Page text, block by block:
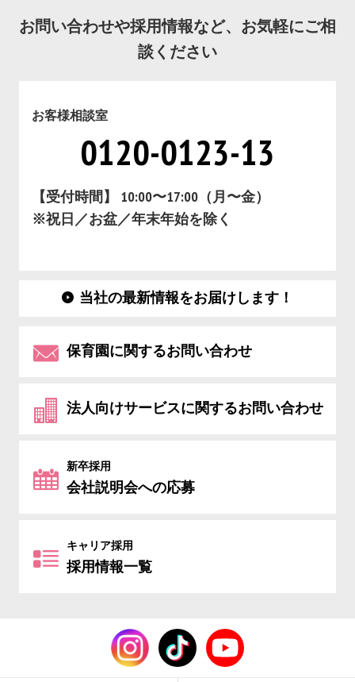
お問い合わせや採用情報など、お気軽にご相
談ください
お客様相談室
0120-0123-13
【受付時間】 10:00〜17:00（月〜金）
※祝日／お盆／年末年始を除く
当社の最新情報をお届けします！
保育園に関するお問い合わせ
法人向けサービスに関するお問い合わせ
新卒採用
会社説明会への応募
キャリア採用
採用情報一覧